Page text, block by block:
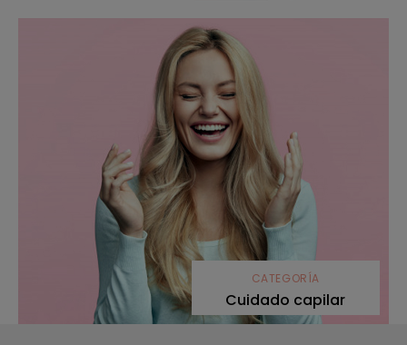
CATEGORÍA
Cuidado capilar